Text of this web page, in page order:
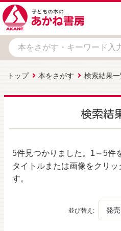
トップ 本をさがす 検索結果
検索結
5件見つかりました。 1～5件
タイトルまたは画像をクリ
す。
並び替え: